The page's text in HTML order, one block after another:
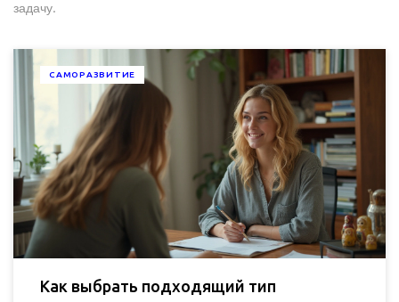
задачу.
САМОРАЗВИТИЕ
Как выбрать подходящий тип